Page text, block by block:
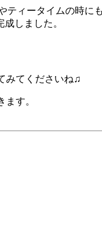
ィータイムの時に
しました。
みてくださいね♫
す。